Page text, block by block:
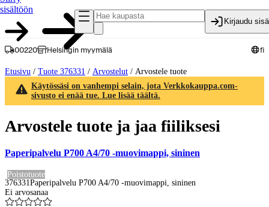
sisältöön
Kirjaudu
00220 Helsingin myymälä fi
Etusivu / Tuote 376331 / Arvostelut / Arvostele tuote
Käytössäsi on vanhempi selain, jota Verkkokauppa.com-
sivusto ei enää tue. Lue lisää täältä.
Arvostele tuote ja jaa fiiliksesi
Paperipalvelu P700 A4/70 -muovimappi, sininen
Poistotuote
376331 Paperipalvelu P700 A4/70 -muovimappi, sininen
Ei arvosanaa